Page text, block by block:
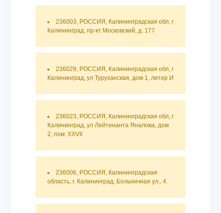
236003, РОССИЯ, Калининградская обл, г
Калининград, пр-кт Московский, д. 177
236029, РОССИЯ, Калининградская обл, г
Калининград, ул Туруханская, дом 1, литер И
236023, РОССИЯ, Калининградская обл, г
Калининград, ул Лейтенанта Яналова, дом
2, пом. XXVII
236006, РОССИЯ, Калининградская
область, г. Калининград, Больничная ул., 4.